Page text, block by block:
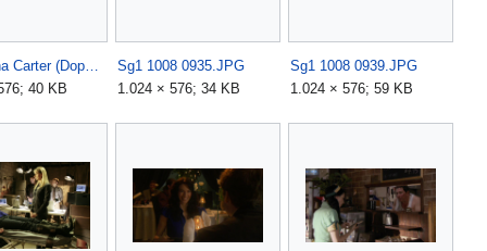
Samantha Carter (Doppelgängerin).JPG
40 KB
Sg1 1008 0935.JPG
1.024 × 576; 34 KB
Sg1 1008 0939.JPG
1.024 × 576; 59 KB